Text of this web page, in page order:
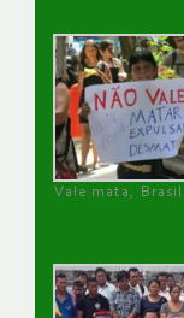
Vale mata, Brasil